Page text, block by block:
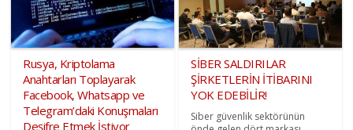
Rusya, Kriptolama
Anahtarları Toplayarak
Facebook, Whatsapp ve
Telegram’daki Konuşmaları
Deşifre Etmek İstiyor
SİBER SALDIRILAR
ŞİRKETLERİN İTİBARINI
YOK EDEBİLİR!
Siber güvenlik sektörünün